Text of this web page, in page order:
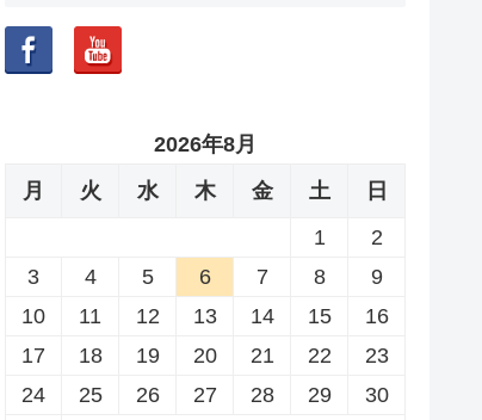
2026年8月
月
火 水 木 金 土
日
1
2
3
4 5 6 7 8
9
10
11 12 13 14 15
16
17
18 19 20 21 22
23
24
25 26 27 28 29
30